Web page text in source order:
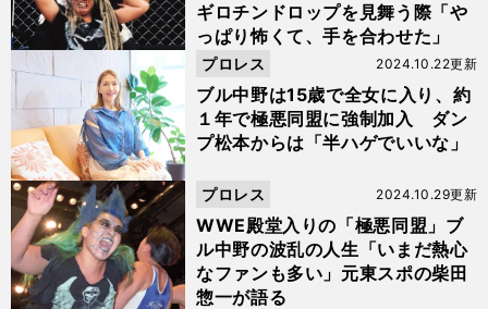
ギロチンドロップを見舞う際「や
っぱり怖くて、手を合わせた」
ブル中野は15歳で全女に入り、約
１年で極悪同盟に強制加入 ダン
プ松本からは「半ハゲでいいな」
2024.10.22更新
プロレス
WWE殿堂入りの「極悪同盟」ブ
ル中野の波乱の人生「いまだ熱心
なファンも多い」元東スポの柴田
惣一が語る
2024.10.29更新
プロレス